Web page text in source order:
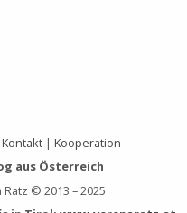
Kontakt | Kooperation
aus Österreich
© 2013 – 2025